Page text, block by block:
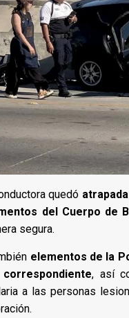
quedó
del Cuerpo de
segura.
elementos de la
, así
a las personas